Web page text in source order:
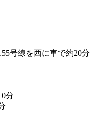
号線を西に車で約20分
分